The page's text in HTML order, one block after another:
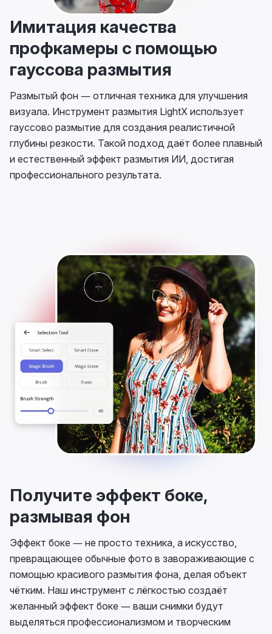
Имитация качества
профкамеры с помощью
гауссова размытия
Размытый фон — отличная техника для улучшения
визуала. Инструмент размытия LightX использует
гауссово размытие для создания реалистичной
глубины резкости. Такой подход даёт более плавный
и естественный эффект размытия ИИ, достигая
профессионального результата.
Получите эффект боке,
размывая фон
Эффект боке — не просто техника, а искусство,
превращающее обычные фото в завораживающие с
помощью красивого размытия фона, делая объект
чётким. Наш инструмент с лёгкостью создаёт
желанный эффект боке — ваши снимки будут
выделяться профессионализмом и творческим